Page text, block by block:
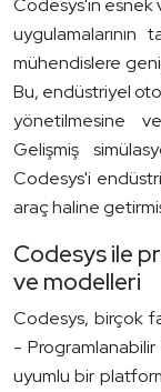
Codesys'in esnek
uygulamalarının
mühendislere
Bu, endüstriyel
yönetilmesine ve
Gelişmiş
Codesys'i
araç haline
Codesys ile
ve modelleri
Codesys, birçok
-
uyumlu bir